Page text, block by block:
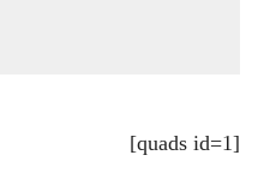
[quads id=1]